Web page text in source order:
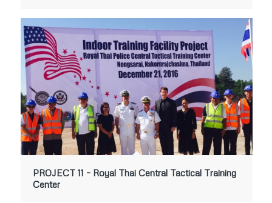
PROJECT 11 – Royal Thai Central Tactical Training
Center